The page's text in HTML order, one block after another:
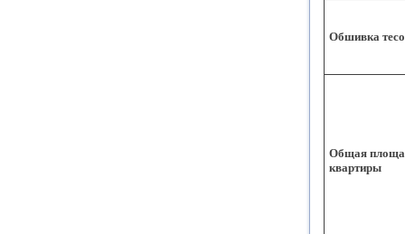
Обшивка
Общая
квартиры